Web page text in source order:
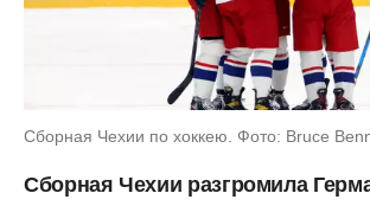
Сборная Чехии по хоккею. Фото: Bruce
Сборная Чехии разгромила